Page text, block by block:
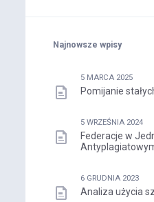
Najnowsze wpisy
5 MARCA 2025
Pomijanie
5 WRZEŚNIA 2024
Federacje w
6 GRUDNIA 2023
Analiza użycia